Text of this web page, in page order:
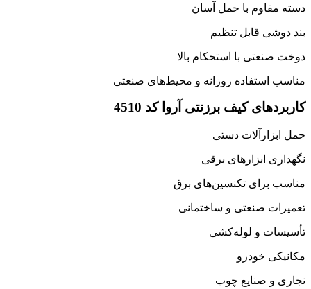
دسته مقاوم با حمل آسان
بند دوشی قابل تنظیم
دوخت صنعتی با استحکام بالا
مناسب استفاده روزانه و محیط‌های صنعتی
کاربردهای کیف برزنتی آروا کد 4510
حمل ابزارآلات دستی
نگهداری ابزارهای برقی
مناسب برای تکنسین‌های برق
تعمیرات صنعتی و ساختمانی
تأسیسات و لوله‌کشی
مکانیکی خودرو
نجاری و صنایع چوب